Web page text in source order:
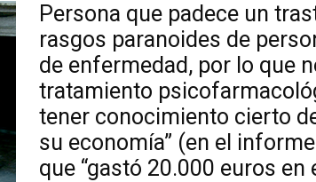
Persona que padece un
rasgos paranoides de
de enfermedad, por lo que
tratamiento
tener conocimiento cierto
su economía” (en el
que “gastó 20.000 euros en